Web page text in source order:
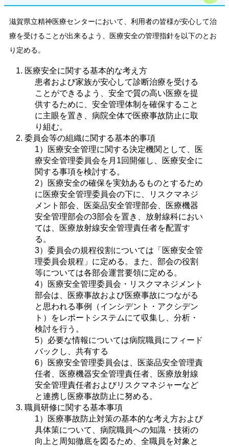
滋賀県立精神医療センターにおいて、利用者の皆様が安心して治
療を受けることが出来るよう、医療安全の管理指針を以下のとお
り定める。
医療安全に関する基本的な考え方
患者および家族が安心して診断治療を受ける
ことができるよう、安全で質の高い医療を提
供するために、安全管理体制を確保すること
に主眼を置き、病院全体で医療事故防止に取
り組む。
委員会等の組織に関する基本的事項
1）医療安全管理に関する決定機関として、医
療安全管理委員会を月1回開催し、医療安全に
関する事項を検討する。
2）医療安全の確保を実効あるものとするため
に医療安全管理委員会の下に、リスクマネジ
メント部会、医薬品安全管理部会、医療機器
安全管理部会の3部会を置き、放射線科におい
ては、医療放射線安全管理責任者を配置す
る。
3）委員会の規程役割については「医療安全管
理委員会規程」に定める。また、部会の役割
4）医療安全管理委員会・リスクマネジメント
部会は、医療事故および医療事故につながる
と思われる事例（インシデント・アクシデン
ト）をレポートシステムにて収集し、分析・
5）必要な情報については病院職員にフィード
バックし、共有する
6）医療安全管理委員会は、医薬品安全管理責
任者、医療機器安全管理責任者、医療放射線
安全管理責任者およびリスクマネジャーなど
と連携し医療事故防止に努める。
職員研修に関する基本事項
1）医療事故防止対策の基本的な考え方および
具体策について、病院職員への知識・技術の
向上と周知徹底を図るため、全職員を対象と